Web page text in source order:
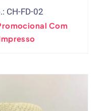
CH-FD-02
Com